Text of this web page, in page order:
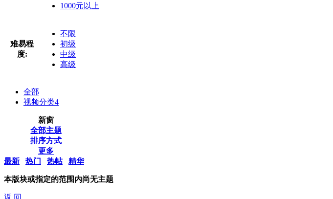
1000元以上
难易程
度:
不限
初级
中级
高级
全部
视频分类4
新窗
全部主题
排序方式
更多
最新
热门 热帖 精华
本版块或指定的范围内尚无主题
返 回